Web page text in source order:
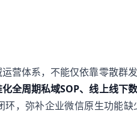
营体系，不能仅依靠零散群
全周期私域SOP、线上线下
环，弥补企业微信原生功能